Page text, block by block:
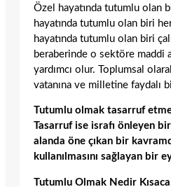
Özel hayatında tutumlu olan
hayatında tutumlu olan biri
hayatında tutumlu olan biri
beraberinde o sektöre maddi
yardımcı olur. Toplumsal
vatanına ve milletine faydalı
Tutumlu olmak tasarruf
Tasarruf ise israfı önleyen
alanda öne çıkan bir
kullanılmasını sağlayan bir
Tutumlu Olmak Nedir